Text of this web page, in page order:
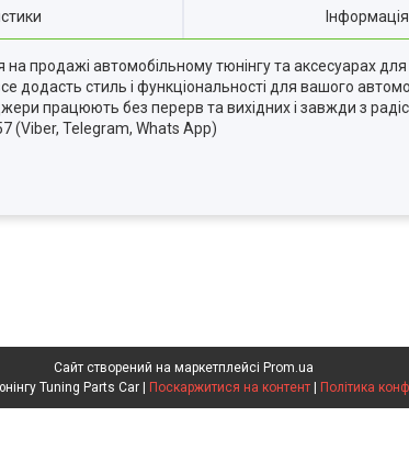
продажі автомобільному тюнінгу та аксесуарах
додасть стиль і функціональності для вашого
працюють без перерв та вихідних і завжди з
(Viber, Telegram, Whats App)
Сайт створений на маркетплейсі Prom.ua
Поскаржитися на контент Політика